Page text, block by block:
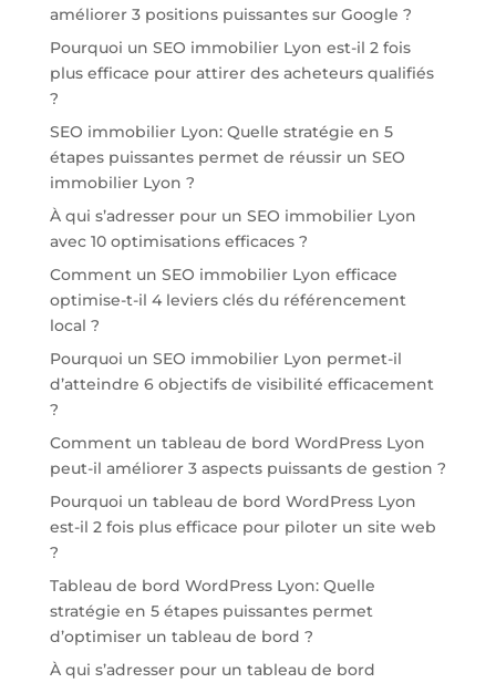
améliorer 3 positions puissantes sur Google ?
Pourquoi un SEO immobilier Lyon est-il 2 fois
plus efficace pour attirer des acheteurs qualifiés
?
SEO immobilier Lyon: Quelle stratégie en 5
étapes puissantes permet de réussir un SEO
immobilier Lyon ?
À qui s’adresser pour un SEO immobilier Lyon
avec 10 optimisations efficaces ?
Comment un SEO immobilier Lyon efficace
optimise-t-il 4 leviers clés du référencement
local ?
Pourquoi un SEO immobilier Lyon permet-il
d’atteindre 6 objectifs de visibilité efficacement
?
Comment un tableau de bord WordPress Lyon
peut-il améliorer 3 aspects puissants de gestion ?
Pourquoi un tableau de bord WordPress Lyon
est-il 2 fois plus efficace pour piloter un site web
?
Tableau de bord WordPress Lyon: Quelle
stratégie en 5 étapes puissantes permet
d’optimiser un tableau de bord ?
À qui s’adresser pour un tableau de bord